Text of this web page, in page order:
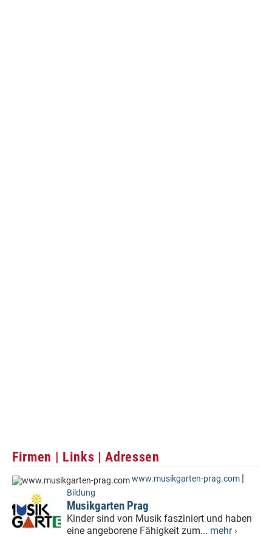
Firmen | Links | Adressen
www.musikgarten-prag.com |
Bildung
Musikgarten Prag
Kinder sind von Musik fasziniert und haben
eine angeborene Fähigkeit zum... mehr ›